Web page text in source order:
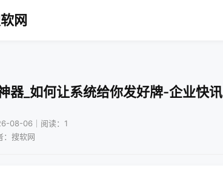
网
器_如何让系统给你发好牌-企业快讯
08-06｜阅读：1
：搜软网